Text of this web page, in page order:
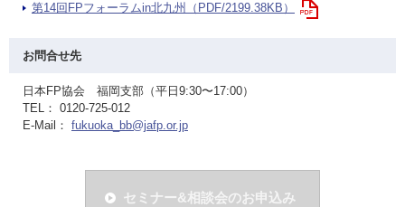
第14回FPフォーラムin北九州（PDF/2199.38KB）
お問合せ先
日本FP協会 福岡支部（平日9:30〜17:00）
TEL： 0120-725-012
E-Mail： fukuoka_bb@jafp.or.jp
セミナー&相談会のお申込み